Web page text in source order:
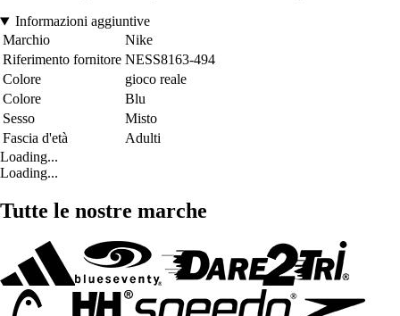
Informazioni aggiuntive
Marchio
Nike
Riferimento fornitore NESS8163-494
Colore
gioco reale
Colore
Blu
Sesso
Misto
Fascia d'età
Adulti
Loading...
Loading...
Tutte le nostre marche